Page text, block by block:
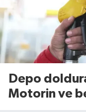
Depo
Motorin ve